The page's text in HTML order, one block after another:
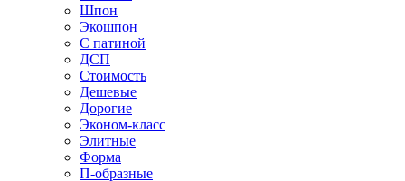
Шпон
Экошпон
С патиной
ДСП
Стоимость
Дешевые
Дорогие
Эконом-класс
Элитные
Форма
П-образные